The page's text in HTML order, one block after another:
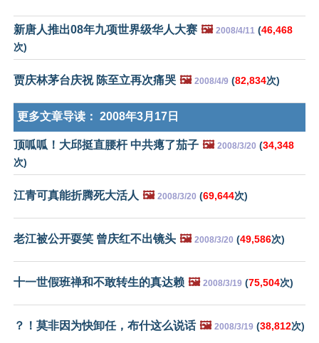
新唐人推出08年九项世界级华人大赛 🖼️ 2008/4/11 (46,468
次)
贾庆林茅台庆祝 陈至立再次痛哭 🖼️ 2008/4/9 (82,834次)
更多文章导读： 2008年3月17日
顶呱呱！大邱挺直腰杆 中共瘪了茄子 🖼️ 2008/3/20 (34,348
次)
江青可真能折腾死大活人 🖼️ 2008/3/20 (69,644次)
老江被公开耍笑 曾庆红不出镜头 🖼️ 2008/3/20 (49,586次)
十一世假班禅和不敢转生的真达赖 🖼️ 2008/3/19 (75,504次)
？！莫非因为快卸任，布什这么说话 🖼️ 2008/3/19 (38,812次)